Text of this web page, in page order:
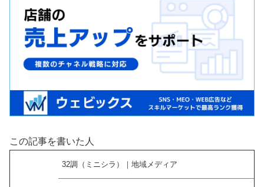
この記事を書いた人
32調（ミニシラ）｜地域メディア